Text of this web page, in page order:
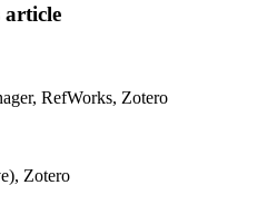
RefWorks, Zotero
Zotero